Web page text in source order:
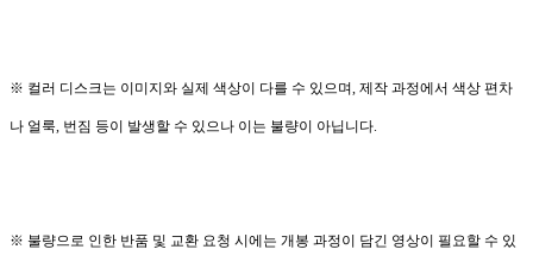
※ 컬러 디스크는 이미지와 실제 색상이 다를 수 있으며, 제작 과정에서 색상 편차
나 얼룩, 번짐 등이 발생할 수 있으나 이는 불량이 아닙니다.
※ 불량으로 인한 반품 및 교환 요청 시에는 개봉 과정이 담긴 영상이 필요할 수 있